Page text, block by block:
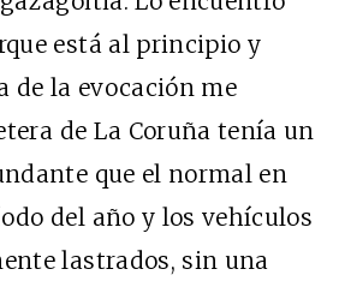
está al principio y
de la evocación me
de La Coruña tenía un
que el normal en
del año y los vehículos
lastrados, sin una